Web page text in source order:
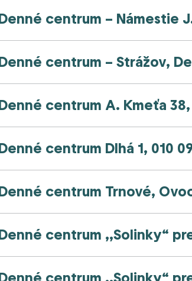
Denné centrum – Námestie
Denné centrum – Strážov,
Denné centrum A. Kmeťa 38,
Denné centrum Dlhá 1, 010
Denné centrum Trnové,
Denné centrum ,,Solinky“
Denné centrum ,,Solinky“